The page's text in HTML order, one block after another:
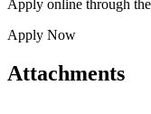
Apply online through
Apply Now
Attachments